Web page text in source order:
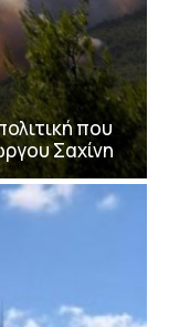
που
Σαχίνη